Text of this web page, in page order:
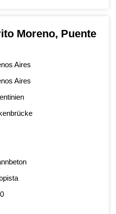
Moreno, Puente
Aires
Aires